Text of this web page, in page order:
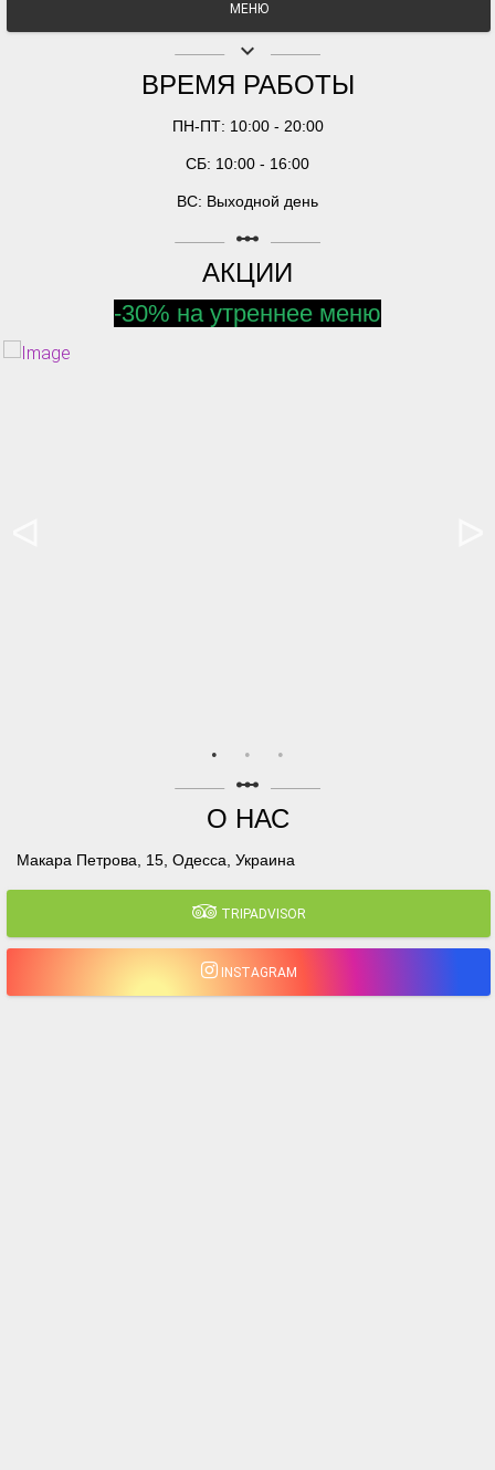
МЕНЮ
keyboard_arrow_down
ВРЕМЯ РАБОТЫ
ПН-ПТ: 10:00 - 20:00
СБ: 10:00 - 16:00
ВС: Выходной день
linear_scale
АКЦИИ
-30% на утреннее меню
linear_scale
О НАС
Макара Петрова, 15, Одесса, Украина
TRIPADVISOR
INSTAGRAM